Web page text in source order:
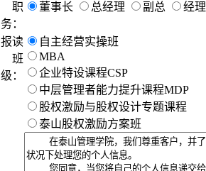
职
务：
董事长 总经理 副总 经理
报读
班
级：
自主经营实操班
MBA
企业特设课程CSP
中层管理者能力提升课程MDP
股权激励与股权设计专题课程
泰山股权激励方案班